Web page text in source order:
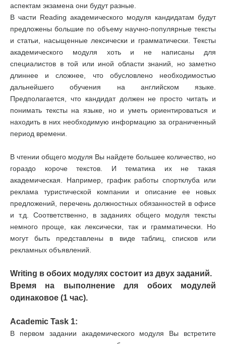
аспектам экзамена они будут разные.
В части Reading академического модуля кандидатам будут
предложены большие по объему научно-популярные тексты
и статьи, насыщенные лексически и грамматически. Тексты
академического модуля хоть и не написаны для
специалистов в той или иной области знаний, но заметно
длиннее и сложнее, что обусловлено необходимостью
дальнейшего обучения на английском языке.
Предполагается, что кандидат должен не просто читать и
понимать тексты на языке, но и уметь ориентироваться и
находить в них необходимую информацию за ограниченный
период времени.
В чтении общего модуля Вы найдете большее количество, но
гораздо короче текстов. И тематика их не такая
академическая. Например, график работы спортклуба или
реклама туристической компании и описание ее новых
предложений, перечень должностных обязанностей в офисе
и т.д. Соответственно, в заданиях общего модуля тексты
немного проще, как лексически, так и грамматически. Но
могут быть представлены в виде таблиц, списков или
рекламных объявлений.
Writing в обоих модулях состоит из двух заданий.
Время на выполнение для обоих модулей
одинаковое (1 час).
Academic Task 1:
В первом задании академического модуля Вы встретите